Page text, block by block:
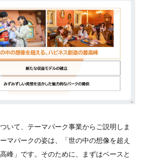
いて、テーマパーク事業からご説明しま
マパークの姿は、「世の中の想像を超え
峰」です。そのために、まずはベースと